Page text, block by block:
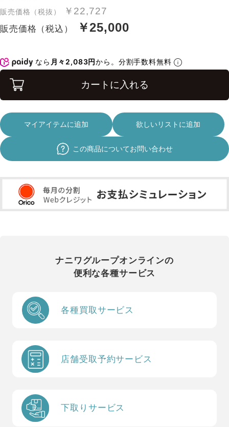
販売価格（税抜） ￥22,727
販売価格（税込） ￥25,000
なら 月々2,083円から。分割手数料無料
カートに入れる
マイアイテムに追加 欲しいリストに追加
この商品についてお問い合わせ
ナニワグループオンラインの
便利な各種サービス
各種買取サービス
店舗受取予約サービス
下取りサービス